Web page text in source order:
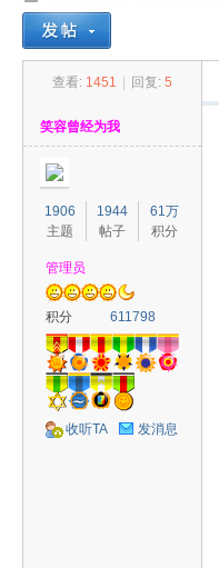
›
查看: 1451 回复: 5
笑容曾经为我
1906
主题
1944
帖子
61万
积分
管理员
积分 611798
收听TA 发消息